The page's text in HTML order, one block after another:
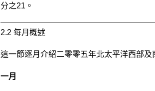
分之21。
2.2 每月概述
這一節逐月介紹二零零五年北太平洋西部
一月